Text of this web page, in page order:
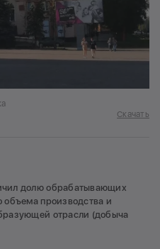
Скачать
долю обрабатывающих
объема производства и
отрасли (добыча